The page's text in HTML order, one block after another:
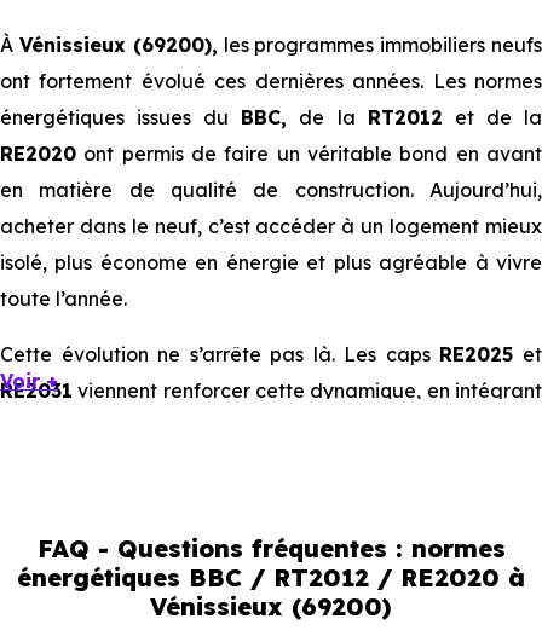
À Vénissieux (69200), les programmes immobiliers neufs
ont fortement évolué ces dernières années. Les normes
énergétiques issues du BBC, de la RT2012 et de la
RE2020 ont permis de faire un véritable bond en avant
en matière de qualité de construction. Aujourd’hui,
acheter dans le neuf, c’est accéder à un logement mieux
isolé, plus économe en énergie et plus agréable à vivre
toute l’année.
Cette évolution ne s’arrête pas là. Les caps RE2025 et
RE2031 viennent renforcer cette dynamique, en intégrant
immobilier, en valorisant les biens les plus performants.
En résumé :
Voir +
FAQ - Questions fréquentes : normes
énergétiques BBC / RT2012 / RE2020 à
Vénissieux (69200)